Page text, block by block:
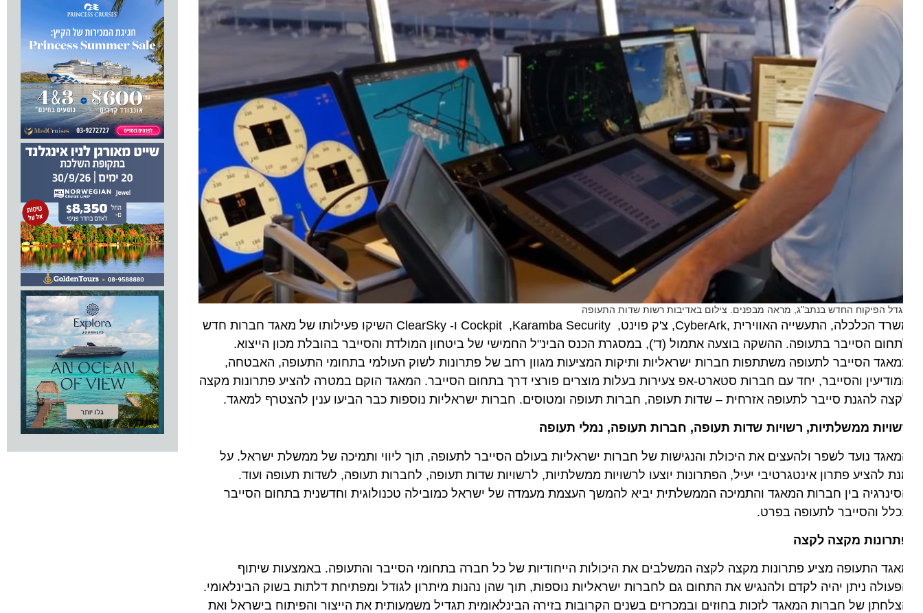
הפיקוח החדש בנתב"ג, מראה מבפנים. צילום באדיבות רשות שדות התעופה
משרד הכלכלה, התעשייה האווירית ,CyberArk, צ'ק פוינט, Cockpit ,Karamba Security ו- ClearSky השיקו פעילותו של מאגד חברות חדש
הסייבר בתעופה. ההשקה בוצעה אתמול (ד'), במסגרת הכנס הבינ"ל החמישי של ביטחון המולדת והסייבר בהובלת מכון הייצוא.
הסייבר לתעופה משתתפות חברות ישראליות ותיקות המציעות מגוון רחב של פתרונות לשוק העולמי בתחומי התעופה, האבטחה,
והסייבר, יחד עם חברות סטארט-אפ צעירות בעלות מוצרים פורצי דרך בתחום הסייבר. המאגד הוקם במטרה להציע פתרונות מקצה
להגנת סייבר לתעופה אזרחית – שדות תעופה, חברות תעופה ומטוסים. חברות ישראליות נוספות כבר הביעו ענין להצטרף למאגד.
ממשלתיות, רשויות שדות תעופה, חברות תעופה, נמלי תעופה
נועד לשפר ולהעצים את היכולת והנגישות של חברות ישראליות בעולם הסייבר לתעופה, תוך ליווי ותמיכה של ממשלת ישראל. על
להציע פתרון אינטגרטיבי יעיל, הפתרונות יוצעו לרשויות ממשלתיות, לרשויות שדות תעופה, לחברות תעופה, לשדות תעופה ועוד.
בין חברות המאגד והתמיכה הממשלתית יביא להמשך העצמת מעמדה של ישראל כמובילה טכנולוגית וחדשנית בתחום הסייבר
והסייבר לתעופה בפרט.
מקצה לקצה
התעופה מציע פתרונות מקצה לקצה המשלבים את היכולות הייחודיות של כל חברה בתחומי הסייבר והתעופה. באמצעות שיתוף
ניתן יהיה לקדם ולהנגיש את התחום גם לחברות ישראליות נוספות, תוך שהן נהנות מיתרון לגודל ומפתיחת דלתות בשוק הבינלאומי.
של חברות המאגד לזכות בחוזים ובמכרזים בשנים הקרובות בזירה הבינלאומית תגדיל משמעותית את הייצור והפיתוח בישראל ואת